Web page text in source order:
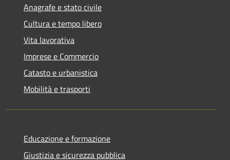
Anagrafe e stato civile
Cultura e tempo libero
Vita lavorativa
Imprese e Commercio
Catasto e urbanistica
Mobilità e trasporti
Educazione e formazione
Giustizia e sicurezza pubblica